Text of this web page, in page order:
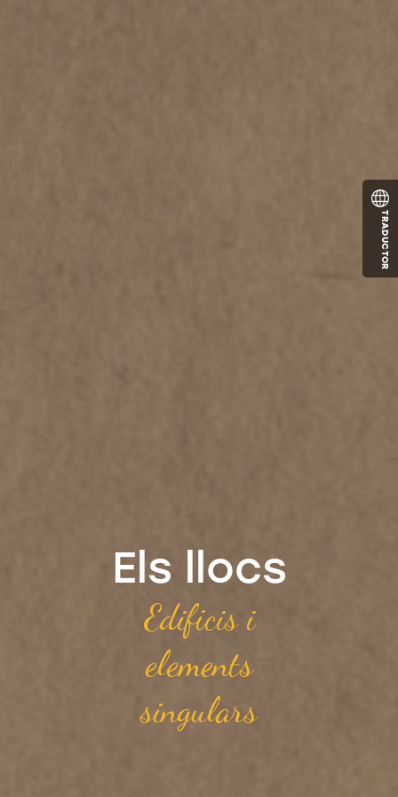
TRADUCTOR
Els llocs
Edificis i
elements
singulars